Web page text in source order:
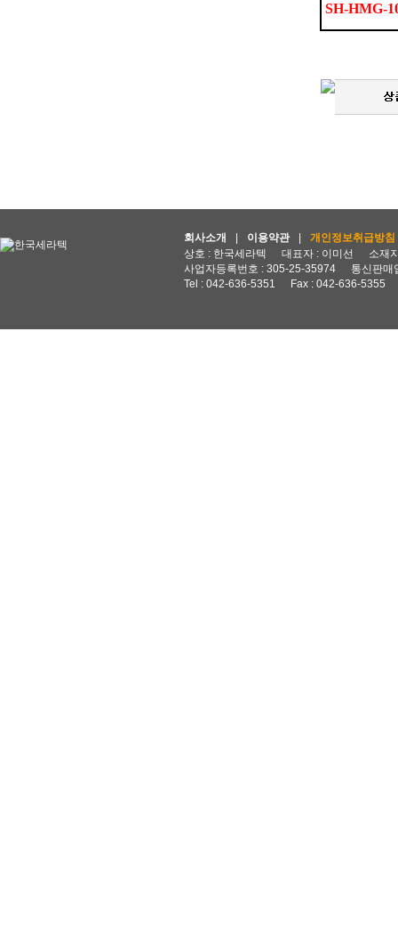
SH-HMG-
회사소개 이용약관
개인정보취급방침
상호 : 한국세라텍
대표자 : 이미선
소재
사업자등록번호 : 305-25-35974
통신판매
Tel : 042-636-5351
Fax : 042-636-5355